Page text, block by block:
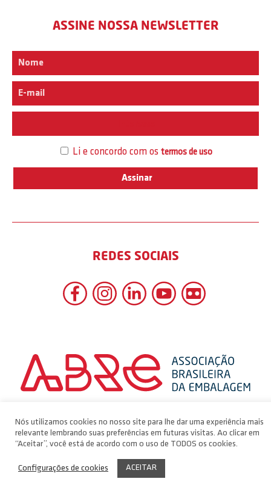
ASSINE NOSSA NEWSLETTER
Li e concordo com os termos de uso
REDES SOCIAIS
Nós utilizamos cookies no nosso site para lhe dar uma experiência mais
relevante lembrando suas preferências em futuras visitas. Ao clicar em
“Aceitar”, você está de acordo com o uso de TODOS os cookies.
Configurações de cookies ACEITAR